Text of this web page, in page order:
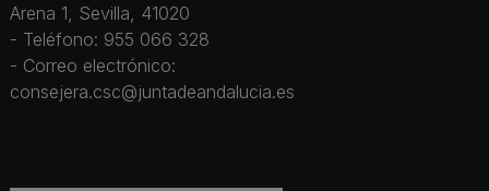
Arena 1, Sevilla, 41020
- Teléfono: 955 066 328
- Correo electrónico:
consejera.csc@juntadeandalucia.es